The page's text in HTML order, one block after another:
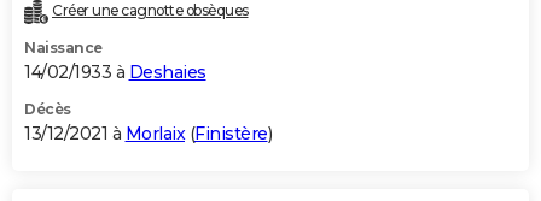
Créer une cagnotte obsèques
Naissance
14/02/1933 à Deshaies
Décès
13/12/2021 à Morlaix(Finistère)